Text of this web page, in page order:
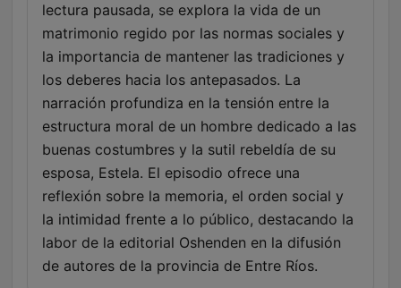
lectura pausada, se explora la vida de un
matrimonio regido por las normas sociales y
la importancia de mantener las tradiciones y
los deberes hacia los antepasados. La
narración profundiza en la tensión entre la
estructura moral de un hombre dedicado a las
buenas costumbres y la sutil rebeldía de su
esposa, Estela. El episodio ofrece una
reflexión sobre la memoria, el orden social y
la intimidad frente a lo público, destacando la
labor de la editorial Oshenden en la difusión
de autores de la provincia de Entre Ríos.